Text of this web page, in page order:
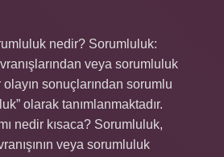
nedir? Sorumluluk:
veya sorumluluk
sonuçlarından sorumlu
olarak tanımlanmaktadır.
nedir kısaca? Sorumluluk,
veya sorumluluk